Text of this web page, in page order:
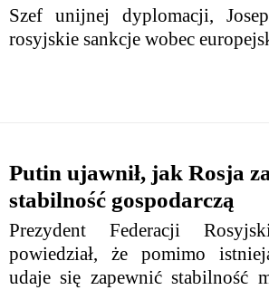
Szef unijnej dyplomacji,
rosyjskie sankcje wobec
Putin ujawnił, jak Rosja
stabilność gospodarczą
Prezydent Federacji
powiedział, że pomimo
udaje się zapewnić stabilność